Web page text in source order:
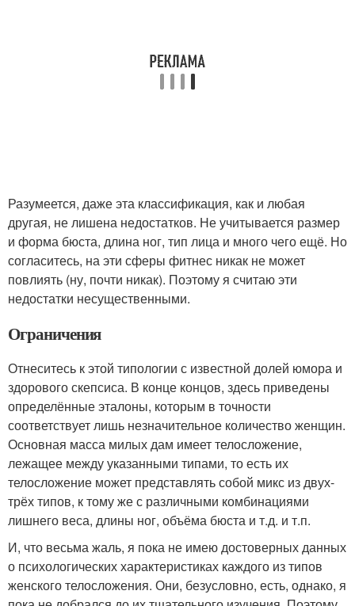
Разумеется, даже эта классификация, как и любая
другая, не лишена недостатков. Не учитывается размер
и форма бюста, длина ног, тип лица и много чего ещё. Но
согласитесь, на эти сферы фитнес никак не может
повлиять (ну, почти никак). Поэтому я считаю эти
недостатки несущественными.
Ограничения
Отнеситесь к этой типологии с известной долей юмора и
здорового скепсиса. В конце концов, здесь приведены
определённые эталоны, которым в точности
соответствует лишь незначительное количество женщин.
Основная масса милых дам имеет телосложение,
лежащее между указанными типами, то есть их
телосложение может представлять собой микс из двух-
трёх типов, к тому же с различными комбинациями
лишнего веса, длины ног, объёма бюста и т.д. и т.п.
И, что весьма жаль, я пока не имею достоверных данных
о психологических характеристиках каждого из типов
женского телосложения. Они, безусловно, есть, однако, я